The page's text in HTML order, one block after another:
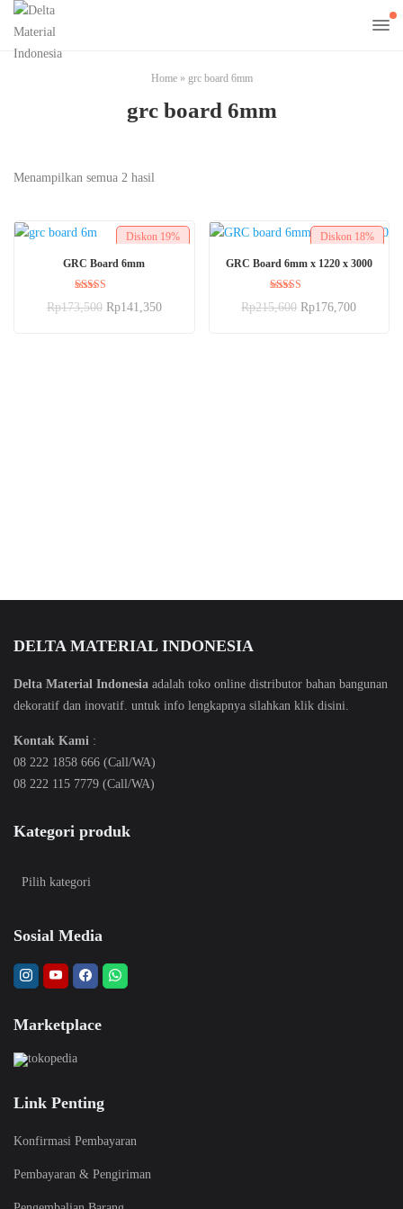
Home» grc board 6mm
grc board 6mm
Menampilkan semua 2 hasil
Diskon 19%
GRC Board 6mm
Dinilai
5.00
Rp173,500 Rp141,350
Diskon 18%
GRC Board 6mm x 1220 x 3000
Dinilai
5.00
Rp215,600 Rp176,700
DELTA MATERIAL INDONESIA
Delta Material Indonesia adalah toko online distributor bahan bangunan
dekoratif dan inovatif. untuk info lengkapnya silahkan klik disini.
Kontak Kami :
08 222 1858 666 (Call/WA)
08 222 115 7779 (Call/WA)
Kategori produk
Sosial Media
Marketplace
Link Penting
Konfirmasi Pembayaran
Pembayaran & Pengiriman